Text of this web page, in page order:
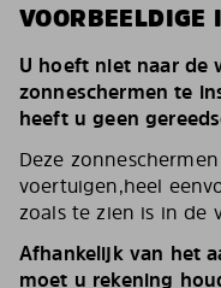
VOORBEELDIGE
U hoeft niet naar de
zonneschermen te
heeft u geen
Deze
voertuigen,heel
zoals te zien is in de
Afhankelijk van het
moet u rekening